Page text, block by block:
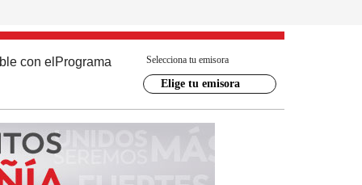
con el Programa Selecciona tu emisora
Elige tu emisora